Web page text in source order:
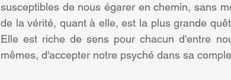
susceptibles de nous égarer en chemin, sans
de la vérité, quant à elle, est la plus grande
Elle est riche de sens pour chacun d'entre
mêmes, d'accepter notre psyché dans sa